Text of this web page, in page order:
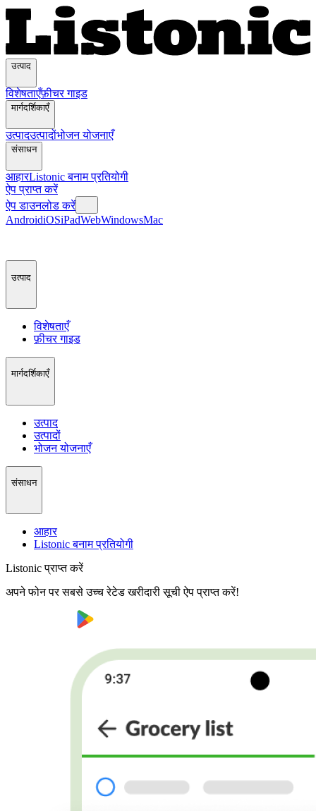
उत्पाद
विशेषताएँफ़ीचर गाइड
मार्गदर्शिकाएँ
उत्पादउत्पादोंभोजन योजनाएँ
संसाधन
आहारListonic बनाम प्रतियोगी
ऐप प्राप्त करें
ऐप डाउनलोड करें
AndroidiOSiPadWebWindowsMac
उत्पाद
विशेषताएँ
फ़ीचर गाइड
मार्गदर्शिकाएँ
उत्पाद
उत्पादों
भोजन योजनाएँ
संसाधन
आहार
Listonic बनाम प्रतियोगी
Listonic प्राप्त करें
अपने फोन पर सबसे उच्च रेटेड खरीदारी सूची ऐप प्राप्त करें!